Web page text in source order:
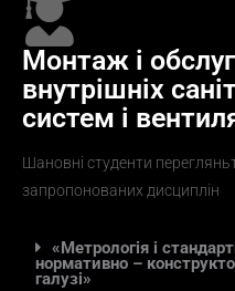
Монтаж і
внутрішніх
систем і
Шановні студенти
запропонованих дисциплін
«Метрологія і
нормативно –
галузі»